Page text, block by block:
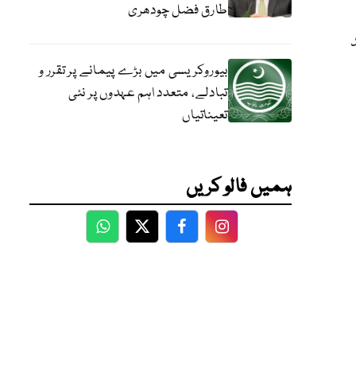
طارق فضل چودھری
بیوروکریسی میں بڑے پیمانے پر تقرر و
تبادلے، متعدد اہم عہدوں پر نئی
تعیناتیاں
ہمیں فالو کریں
WhatsApp
TwitterFacebookFacebook